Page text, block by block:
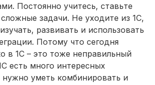
Постоянно учитесь, ставьте
сложные задачи. Не уходите из 1С,
развивать и использовать
Потому что сегодня
в 1С – это тоже неправильный
есть много интересных
нужно уметь комбинировать и